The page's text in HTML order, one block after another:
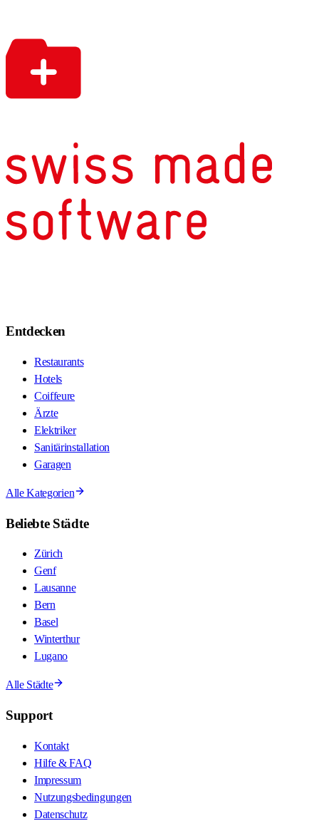
Entdecken
Restaurants
Hotels
Coiffeure
Ärzte
Elektriker
Sanitärinstallation
Garagen
Alle Kategorien
Beliebte Städte
Zürich
Genf
Lausanne
Bern
Basel
Winterthur
Lugano
Alle Städte
Support
Kontakt
Hilfe & FAQ
Impressum
Nutzungsbedingungen
Datenschutz